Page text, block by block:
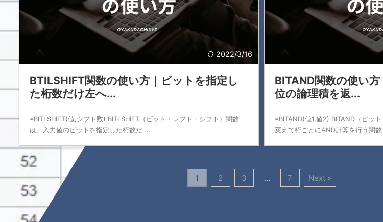
2022/3/16
BTILSHIFT関数の使い方｜ビットを指定し
た桁数だけ左へ...
=BITLSHIFT(値,シフト数) BITLSHIFT（ビット・レフト・シフト）関数
は、入力値のビットを指定した桁数だ ...
BITAND関数の使い
位の論理積を返...
=BITAND(値1,値2) BITAND（ビッ
変えて桁ごとにAND計算を行う関
1 2 3 … 7 Next »